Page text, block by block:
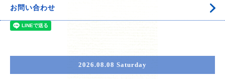
お問い合わせ
2026.08.08 Saturday